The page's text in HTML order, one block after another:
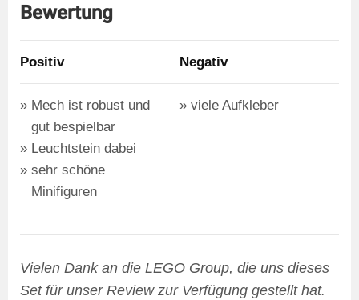
Bewertung
Positiv Negativ
Mech ist robust und
gut bespielbar
Leuchtstein dabei
sehr schöne
Minifiguren
viele Aufkleber
Vielen Dank an die LEGO Group, die uns dieses
Set für unser Review zur Verfügung gestellt hat.